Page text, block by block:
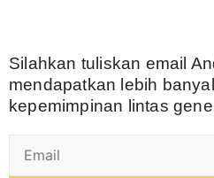
Silahkan tuliskan email
mendapatkan lebih
kepemimpinan lintas